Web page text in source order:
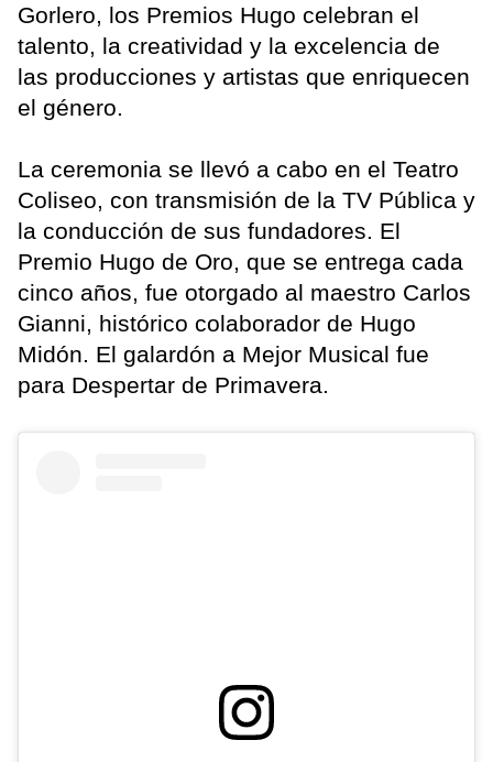
Gorlero, los Premios Hugo celebran el
talento, la creatividad y la excelencia de
las producciones y artistas que enriquecen
el género.
La ceremonia se llevó a cabo en el Teatro
Coliseo, con transmisión de la TV Pública y
la conducción de sus fundadores. El
Premio Hugo de Oro, que se entrega cada
cinco años, fue otorgado al maestro Carlos
Gianni, histórico colaborador de Hugo
Midón. El galardón a Mejor Musical fue
para Despertar de Primavera.